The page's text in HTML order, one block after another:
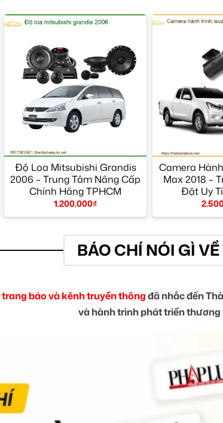
Độ Loa Mitsubishi Grandis
2006 – Trung Tâm Nâng Cấp
Chính Hãng TPHCM
1.200.000₫
Camera
Max 2018 –
Đặt Uy
BÁO CHÍ NÓI GÌ
trang báo và kênh truyền thôngđã nhắc đến
và hành trình phát triển